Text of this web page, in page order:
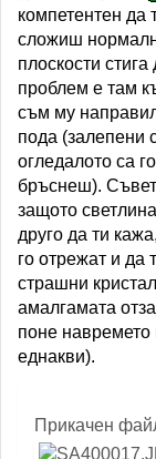
компетентен да
сложиш
плоскости
проблем е там
съм му
пода (залепени
огледалото са
бръснеш).
защото
друго да ти
го отрежат и да
страшни
амалгамата
поне
еднакви).
Прикачен